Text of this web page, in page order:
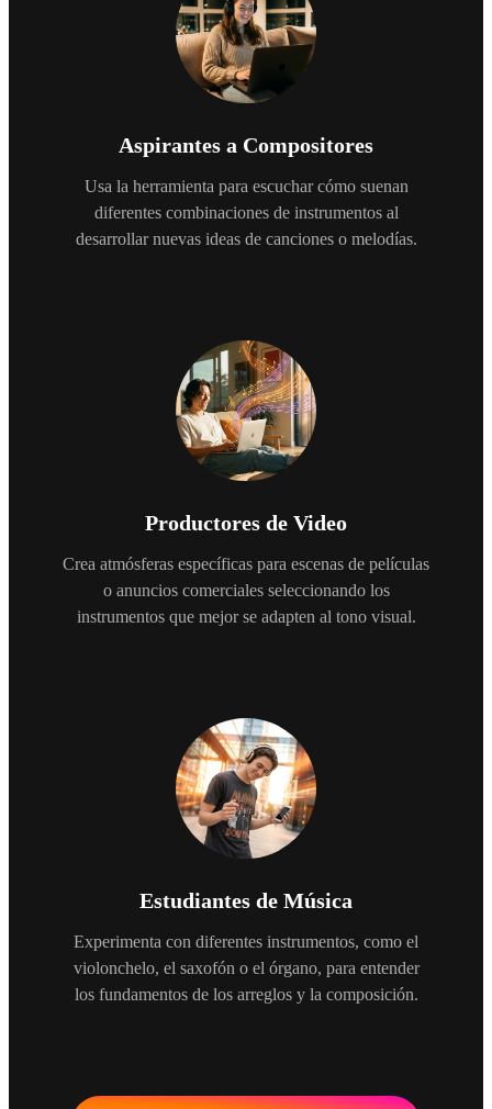
Aspirantes a Compositores
Usa la herramienta para escuchar cómo suenan
diferentes combinaciones de instrumentos al
desarrollar nuevas ideas de canciones o melodías.
Productores de Video
Crea atmósferas específicas para escenas de películas
o anuncios comerciales seleccionando los
instrumentos que mejor se adapten al tono visual.
Estudiantes de Música
Experimenta con diferentes instrumentos, como el
violonchelo, el saxofón o el órgano, para entender
los fundamentos de los arreglos y la composición.